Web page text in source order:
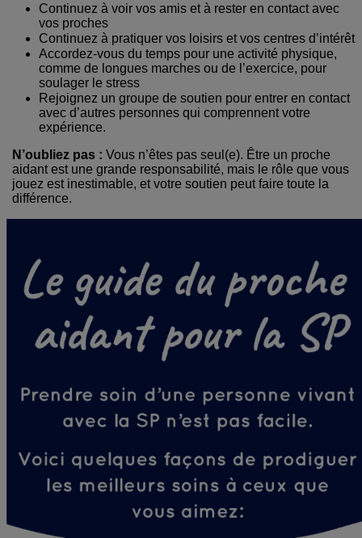
Continuez à voir vos amis et à rester en contact avec
vos proches
Continuez à pratiquer vos loisirs et vos centres d’intérêt
Accordez-vous du temps pour une activité physique,
comme de longues marches ou de l’exercice, pour
soulager le stress
Rejoignez un groupe de soutien pour entrer en contact
avec d’autres personnes qui comprennent votre
expérience.
N’oubliez pas : Vous n’êtes pas seul(e). Être un proche
aidant est une grande responsabilité, mais le rôle que vous
jouez est inestimable, et votre soutien peut faire toute la
différence.